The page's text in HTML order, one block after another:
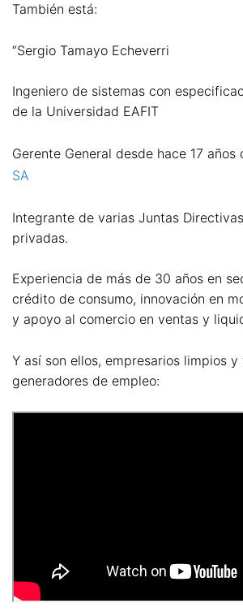
También está:
“Sergio Tamayo Echeverri
Ingeniero de sistemas con
de la Universidad EAFIT
Gerente General desde hace 17 años
SA
Integrante de varias Juntas
privadas.
Experiencia de más de 30 años en
crédito de consumo, innovación en
y apoyo al comercio en ventas y
Y así son ellos, empresarios limpios
generadores de empleo: